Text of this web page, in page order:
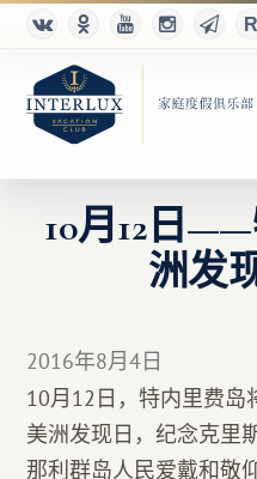
合作伙伴
10月12日
洲发
2016年8月4日
10月12日，特内里费
美洲发现日，纪念克里
那利群岛人民爱戴和敬